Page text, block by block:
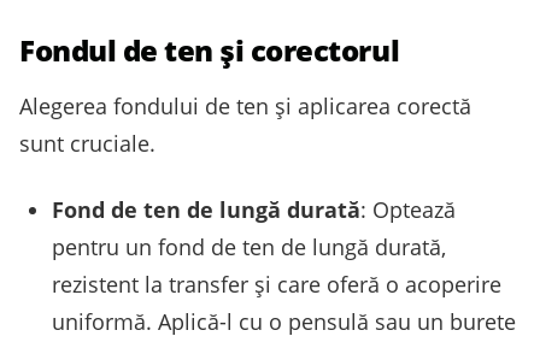
Fondul de ten și corectorul
Alegerea fondului de ten și aplicarea corectă
sunt cruciale.
Fond de ten de lungă durată: Optează
pentru un fond de ten de lungă durată,
rezistent la transfer și care oferă o acoperire
uniformă. Aplică-l cu o pensulă sau un burete